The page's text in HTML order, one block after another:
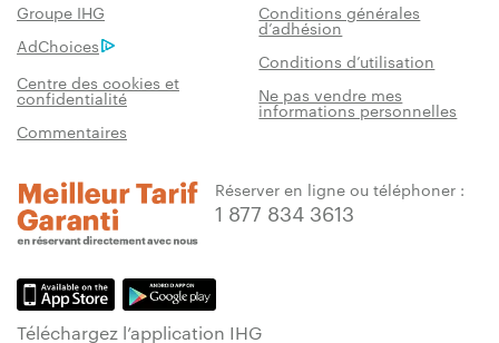
Groupe IHG
Conditions générales
d’adhésion
AdChoices
Conditions d’utilisation
Centre des cookies et
confidentialité Ne pas vendre mes
informations personnelles
Commentaires
Réserver en ligne ou téléphoner :
1 877 834 3613
Téléchargez l’application IHG